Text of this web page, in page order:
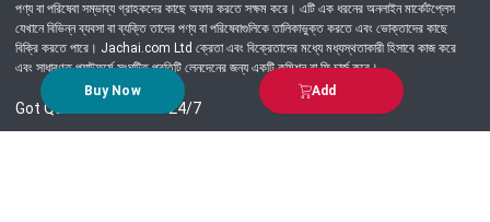
Buy Now Add
পণ্য বা পরিষেবা সম্ভাব্য গ্রাহকদের কাছে অফার করতে সক্ষম করে। এটি এক ধরনের অনলাইন মার্কেটপ্লেস
যেখানে বিভিন্ন ব্যবসা বা ব্যক্তি তাদের পণ্য বা পরিষেবাগুলিকে তালিকাভুক্ত করতে এবং ভোক্তাদের কাছে
বিক্রি করতে পারে। Jachai.com Ltd ক্রেতা এবং বিক্রেতাদের মধ্যে মধ্যস্থতাকারী হিসাবে কাজ করে
এবং সাধারণত প্ল্যাটফর্মে সংঘটিত প্রতিটি লেনদেনের জন্য একটি কমিশন বা ফি চার্জ করে।
Got Question? Call us 24/7